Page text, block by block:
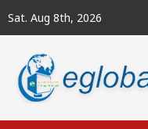
to
Sat. Aug 8th, 2026